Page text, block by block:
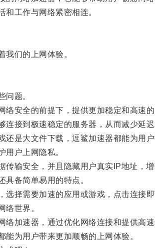
工作与网络紧密相连。
们的上网体验。
题。
安全的前提下，提供更加稳定和高速的
接到极速稳定的服务器，从而减少延迟
是大文件下载，逗鲨加速器都能为用户
户上网隐私。
输安全，并且隐藏用户真实IP地址，增
备简单易用的特点。
择需要加速的应用或游戏，点击连接即
世界。
速器，通过优化网络连接和提供高速
为用户带来更加顺畅的上网体验。